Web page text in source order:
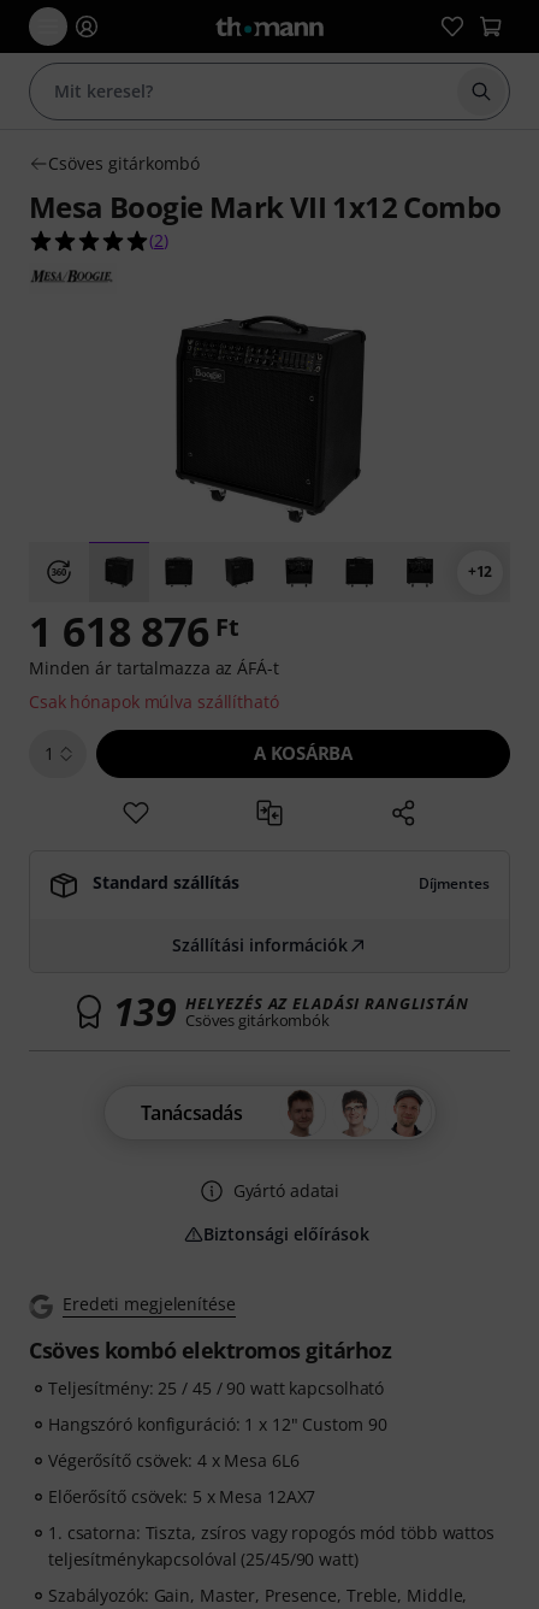
Csöves gitárkombó
Mesa Boogie Mark VII 1x12 Combo
5.0/5 csillag, összesen 2 értékelés alapján
(2)
+12
Eredeti megjelenítése
Csöves kombó elektromos gitárhoz
Teljesítmény: 25 / 45 / 90 watt kapcsolható
Hangszóró konfiguráció: 1 x 12" Custom 90
Végerősítő csövek: 4 x Mesa 6L6
Előerősítő csövek: 5 x Mesa 12AX7
1. csatorna: Tiszta, zsíros vagy ropogós mód több wattos
teljesítménykapcsolóval (25/45/90 watt)
Szabályozók: Gain, Master, Presence, Treble, Middle,
1 618 876 Ft
Minden ár tartalmazza az ÁFÁ-t
Csak hónapok múlva szállítható
1 A KOSÁRBA
Standard szállítás Díjmentes
Szállítási információk
139 HELYEZÉS AZ ELADÁSI RANGLISTÁN
Csöves gitárkombók
Tanácsadás
Gyártó adatai
Biztonsági előírások